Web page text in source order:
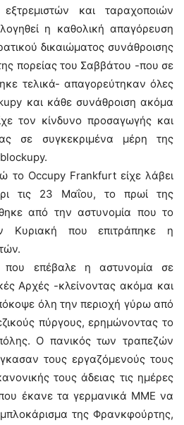
και ταραχοποιών
η καθολική απαγόρευση
δικαιώματος συνάθροισης
πορείας του Σαββάτου -που σε
τελικά- απαγορεύτηκαν όλες
και κάθε συνάθροιση ακόμα
τον κίνδυνο προσαγωγής και
σε συγκεκριμένα μέρη της
το Occupy Frankfurt είχε λάβει
τις 23 Μαΐου, το πρωί της
από την αστυνομία που το
Κυριακή που επιτράπηκε η
που επέβαλε η αστυνομία σε
Αρχές -κλείνοντας ακόμα και
όλη την περιοχή γύρω από
πύργους, ερημώνοντας το
Ο πανικός των τραπεζών
τους εργαζόμενούς τους
τους άδειας τις ημέρες
έκανε τα γερμανικά ΜΜΕ να
της Φρανκφούρτης,